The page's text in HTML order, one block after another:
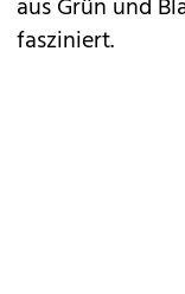
aus Grün und
fasziniert.